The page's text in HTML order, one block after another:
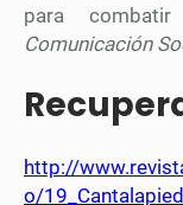
para
Comunicación
http://
o/